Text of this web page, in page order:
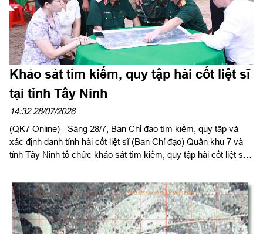
Khảo sát tìm kiếm, quy tập hài cốt liệt sĩ
tại tỉnh Tây Ninh
14:32 28/07/2026
(QK7 Online) - Sáng 28/7, Ban Chỉ đạo tìm kiếm, quy tập và
xác định danh tính hài cốt liệt sĩ (Ban Chỉ đạo) Quân khu 7 và
tỉnh Tây Ninh tổ chức khảo sát tìm kiếm, quy tập hài cốt liệt sĩ